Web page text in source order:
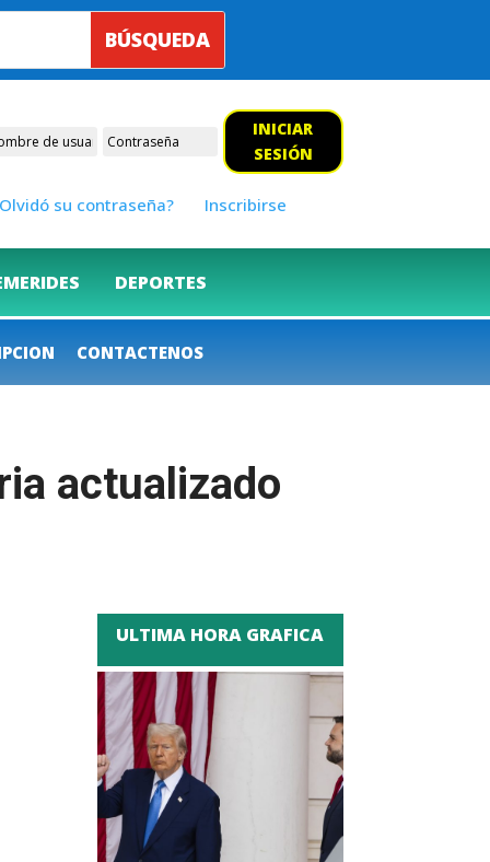
INICIAR
SESIÓN
su contraseña? Inscribirse
DEPORTES
CONTACTENOS
actualizado
ULTIMA HORA GRAFICA